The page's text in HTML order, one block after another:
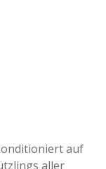
auf
aller